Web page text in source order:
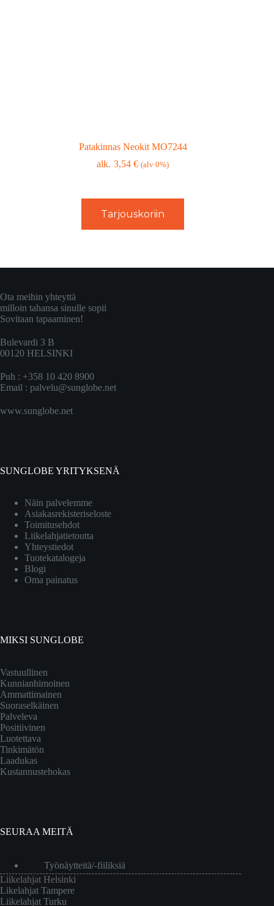
Patakinnas Neokit MO7244
3,54€ (alv 0%)
Tarjouskoriin
Ota meihin yhteyttä
milloin tahansa sinulle sopii
Sovitaan tapaaminen!
Bulevardi 3 B
00120 HELSINKI
Puh : +358 10 420 8900
Email : palvelu@sunglobe.net
www.sunglobe.net
SUNGLOBE YRITYKSENÄ
Näin palvelemme
Asiakasrekisteriseloste
Toimitusehdot
Liikelahjatietoutta
Yhteystiedot
Tuotekatalogeja
Blogi
Oma painatus
MIKSI SUNGLOBE
Vastuullinen
Kunnianhimoinen
Ammattimainen
Suoraselkäinen
Palveleva
Positiivinen
Luotettava
Tinkimätön
Laadukas
Kustannustehokas
SEURAA MEITÄ
Työnäytteitä/-fiiliksiä
Liikelahjat Helsinki
Likelahjat Tampere
Liikelahjat Turku